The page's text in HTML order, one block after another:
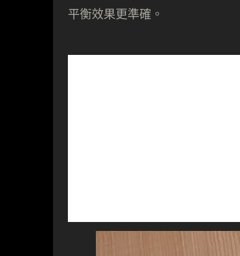
平衡效果更準確。